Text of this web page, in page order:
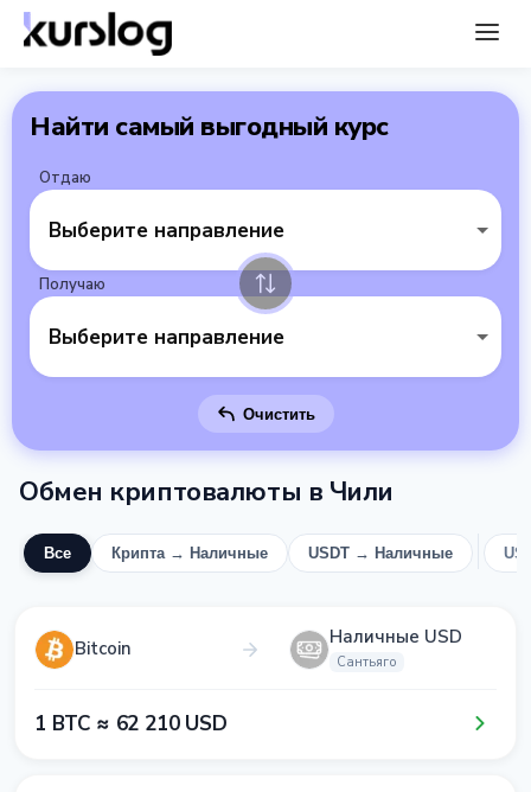
Найти самый выгодный курс
Отдаю
Выберите направление
Получаю
Выберите направление
Очистить
Обмен криптовалюты в Чили
Все Крипта → Наличные USDT → Наличные
Bitcoin Наличные USD
Сантьяго
1​ BTC ≈ 6​2​ 2​1​0​ USD